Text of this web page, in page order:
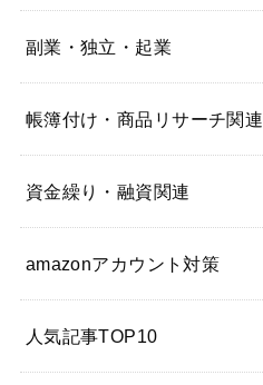
副業・独立・起業
帳簿付け・商品リサーチ関連
資金繰り・融資関連
amazonアカウント対策
人気記事TOP10